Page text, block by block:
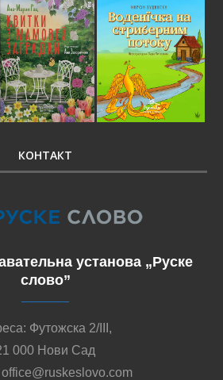
КОНТАКТ
установа „Руске
слово”
Футожска 2/III,
000 Нови Сад
office@ruskeslovo.com